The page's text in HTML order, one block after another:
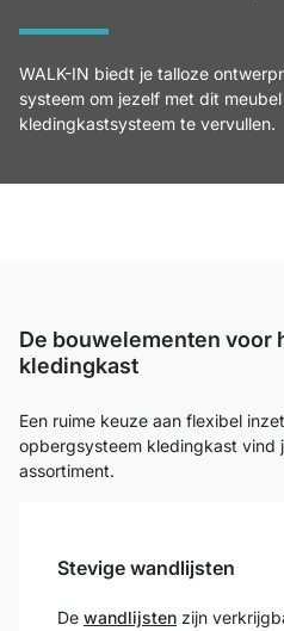
WALK-IN biedt je talloze
systeem om jezelf met dit
kledingkastsysteem te vervullen.
De bouwelementen voor
kledingkast
Een ruime keuze aan flexibel
opbergsysteem kledingkast vind
assortiment.
Stevige wandlijsten
De wandlijsten zijn